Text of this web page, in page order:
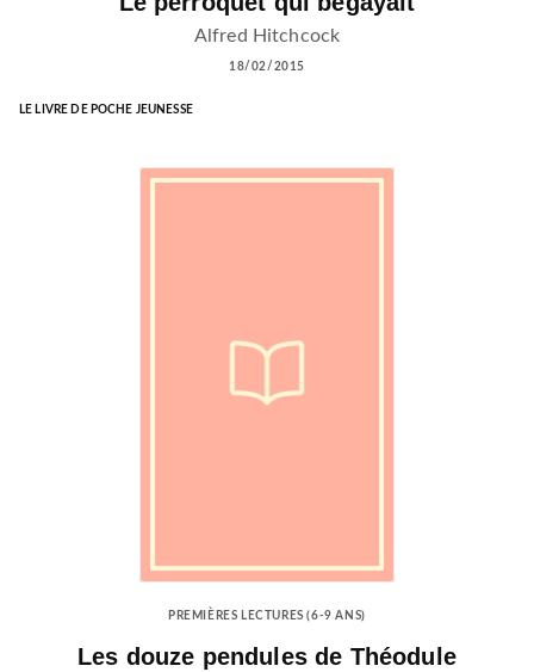
Alfred Hitchcock
18/02/2015
LE LIVRE DE POCHE JEUNESSE
PREMIÈRES LECTURES (6-9 ANS)
Les douze pendules de Théodule